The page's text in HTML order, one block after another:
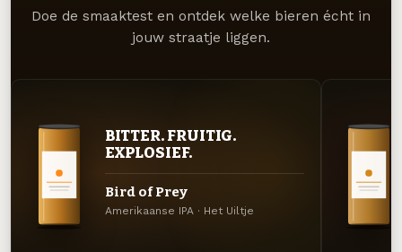
Doe de smaaktest en ontdek welke bieren écht in
jouw straatje liggen.
BITTER. FRUITIG.
EXPLOSIEF.
Bird of Prey
Amerikaanse IPA · Het Uiltje